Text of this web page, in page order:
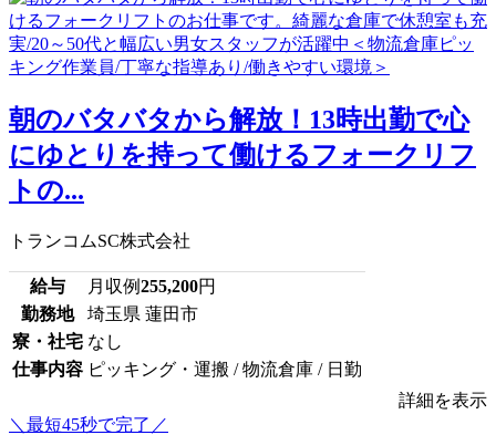
朝のバタバタから解放！13時出勤で心
にゆとりを持って働けるフォークリフ
トの...
トランコムSC株式会社
給与 月収例255,200円
勤務地
埼玉県 蓮田市
寮・社宅 なし
仕事内容 ピッキング・運搬 / 物流倉庫 / 日勤
詳細を表示
＼最短45秒で完了／